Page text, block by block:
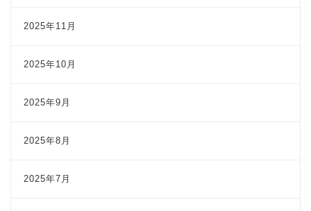
2025年11月
2025年10月
2025年9月
2025年8月
2025年7月